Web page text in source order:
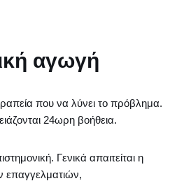
αγωγή
που να λύνει το πρόβλημα.
24ωρη βοήθεια.
Γενικά απαιτείται η